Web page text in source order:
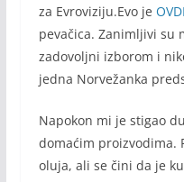
za Evroviziju.Evo je
pevačica. Zanimljivi su
zadovoljni izborom i
jedna Norvežanka
Napokon mi je stigao
domaćim proizvodima.
oluja, ali se čini da je